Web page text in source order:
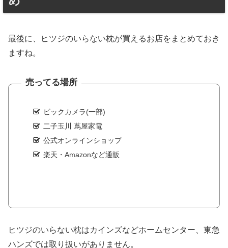
最後に、ヒツジのいらない枕が買えるお店をまとめておき
ますね。
売ってる場所
ビックカメラ(一部)
二子玉川 蔦屋家電
公式オンラインショップ
楽天・Amazonなど通販
ヒツジのいらない枕はカインズなどホームセンター、東急
ハンズでは取り扱いがありません。